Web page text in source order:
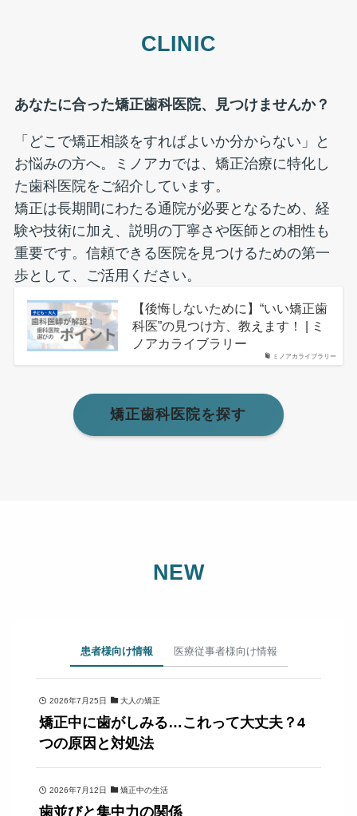
CLINIC
あなたに合った矯正歯科医院、見つけませんか？
「どこで矯正相談をすればよいか分からない」と
お悩みの方へ。ミノアカでは、矯正治療に特化し
た歯科医院をご紹介しています。
矯正は長期間にわたる通院が必要となるため、経
験や技術に加え、説明の丁寧さや医師との相性も
重要です。信頼できる医院を見つけるための第一
歩として、ご活用ください。
ミノアカライブラリー
【後悔しないために】“いい矯正歯
科医”の見つけ方、教えます！ | ミ
ノアカライブラリー
矯正歯科医院を探す
NEW
患者様向け情報 医療従事者様向け情報
2026年7月25日 大人の矯正
矯正中に歯がしみる…これって大丈夫？4
つの原因と対処法
2026年7月12日 矯正中の生活
歯並びと集中力の関係